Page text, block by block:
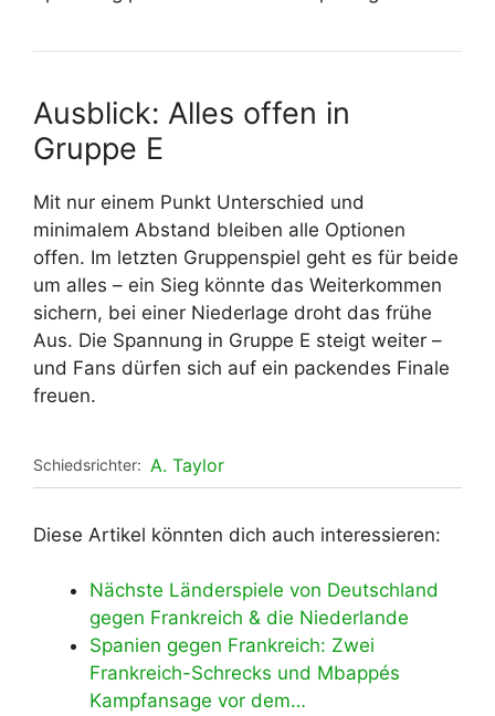
Ausblick: Alles offen in
Gruppe E
Mit nur einem Punkt Unterschied und
minimalem Abstand bleiben alle Optionen
offen. Im letzten Gruppenspiel geht es für beide
um alles – ein Sieg könnte das Weiterkommen
sichern, bei einer Niederlage droht das frühe
Aus. Die Spannung in Gruppe E steigt weiter –
und Fans dürfen sich auf ein packendes Finale
freuen.
Schiedsrichter: A. Taylor
Diese Artikel könnten dich auch interessieren:
Nächste Länderspiele von Deutschland
gegen Frankreich & die Niederlande
Spanien gegen Frankreich: Zwei
Frankreich-Schrecks und Mbappés
Kampfansage vor dem…